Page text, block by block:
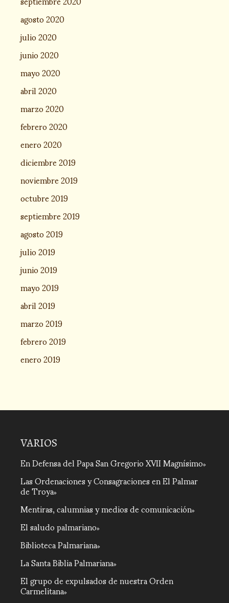
agosto 2020
julio 2020
junio 2020
mayo 2020
abril 2020
marzo 2020
febrero 2020
enero 2020
diciembre 2019
noviembre 2019
octubre 2019
septiembre 2019
agosto 2019
julio 2019
junio 2019
mayo 2019
abril 2019
marzo 2019
febrero 2019
enero 2019
VARIOS
En Defensa del Papa San Gregorio XVII Magnísimo
Las Ordenaciones y Consagraciones en El Palmar
de Troya
Mentiras, calumnias y medios de comunicación
El saludo palmariano
Biblioteca Palmariana
La Santa Biblia Palmariana
El grupo de expulsados de nuestra Orden
Carmelitana